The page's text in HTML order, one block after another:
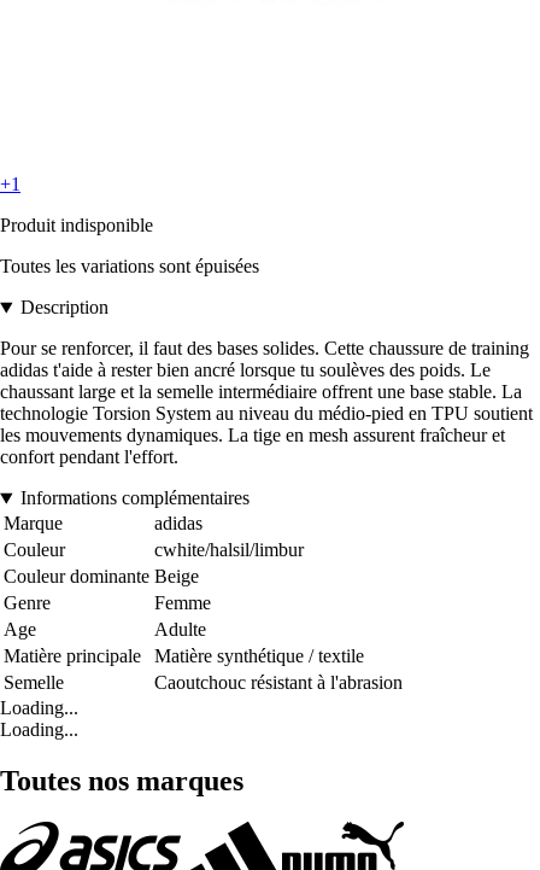
+1
Produit indisponible
Toutes les variations sont épuisées
Description
Pour se renforcer, il faut des bases solides. Cette chaussure de training
adidas t'aide à rester bien ancré lorsque tu soulèves des poids. Le
chaussant large et la semelle intermédiaire offrent une base stable. La
technologie Torsion System au niveau du médio-pied en TPU soutient
les mouvements dynamiques. La tige en mesh assurent fraîcheur et
confort pendant l'effort.
Informations complémentaires
Marque
adidas
Couleur
cwhite/halsil/limbur
Couleur dominante Beige
Genre
Femme
Age
Adulte
Matière principale
Matière synthétique / textile
Semelle
Caoutchouc résistant à l'abrasion
Loading...
Loading...
Toutes nos marques